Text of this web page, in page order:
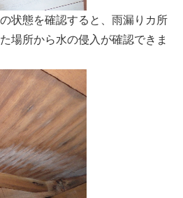
状態を確認すると、雨漏りカ所
場所から水の侵入が確認できま